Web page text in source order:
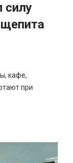
силу
кафе,
при